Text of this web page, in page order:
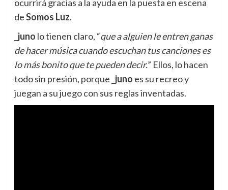
ocurrirá gracias a la ayuda en la puesta en escena
deSomos Luz.
_juno lo tienen claro, “que a alguien le entren ganas
de hacer música cuando escuchan tus canciones es
lo más bonito que te pueden decir.” Ellos, lo hacen
todo sin presión, porque _juno es su recreo y
juegan a su juego con sus reglas inventadas.